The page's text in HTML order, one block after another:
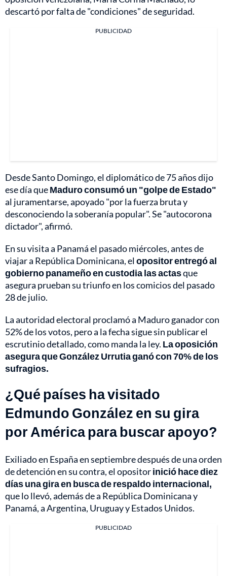
descartó por falta de "condiciones" de seguridad.
PUBLICIDAD
Desde Santo Domingo, el diplomático de 75 años dijo
ese día queMaduro consumó un "golpe de Estado"
al juramentarse, apoyado "por la fuerza bruta y
desconociendo la soberanía popular". Se "autocorona
dictador", afirmó.
En su visita a Panamá el pasado miércoles, antes de
viajar a República Dominicana, elopositor entregó al
gobierno panameño en custodia las actasque
asegura prueban su triunfo en los comicios del pasado
28 de julio.
La autoridad electoral proclamó a Maduro ganador con
52% de los votos, pero a la fecha sigue sin publicar el
escrutinio detallado, como manda la ley. La oposición
asegura que González Urrutia ganó con 70% de los
sufragios.
¿Qué países ha visitado
Edmundo González en su gira
por América para buscar apoyo?
Exiliado en España en septiembre después de una orden
de detención en su contra, el opositorinició hace diez
días una gira en busca de respaldo internacional,
que lo llevó, además de a República Dominicana y
Panamá, a Argentina, Uruguay y Estados Unidos.
PUBLICIDAD